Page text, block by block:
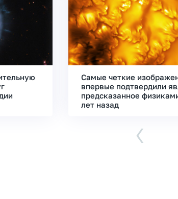
Самые четкие
впервые подтвердили
предсказанное
лет назад
‹